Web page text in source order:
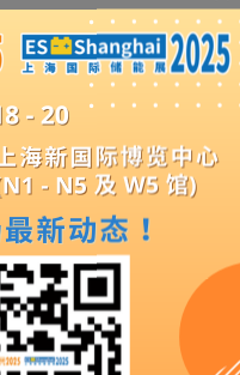
管、铁科院主办，铁科
一窗口期刊。杂志于
国核心学术期刊。
详情